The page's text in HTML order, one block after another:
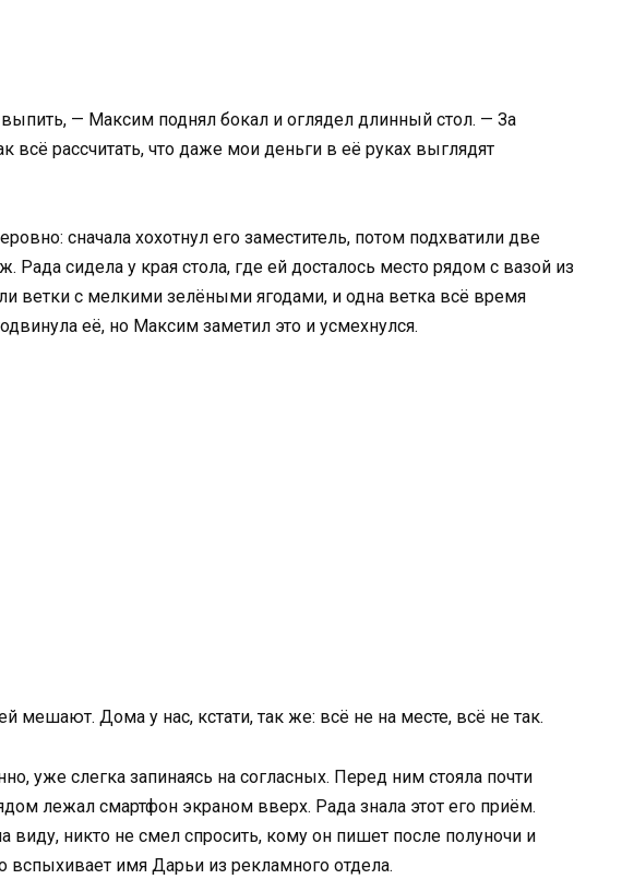
— Максим поднял бокал и оглядел длинный стол. — За
всё рассчитать, что даже мои деньги в её руках выглядят
сначала хохотнул его заместитель, потом подхватили две
сидела у края стола, где ей досталось место рядом с вазой из
ветки с мелкими зелёными ягодами, и одна ветка всё время
её, но Максим заметил это и усмехнулся.
мешают. Дома у нас, кстати, так же: всё не на месте, всё не так.
уже слегка запинаясь на согласных. Перед ним стояла почти
лежал смартфон экраном вверх. Рада знала этот его приём.
виду, никто не смел спросить, кому он пишет после полуночи и
вспыхивает имя Дарьи из рекламного отдела.